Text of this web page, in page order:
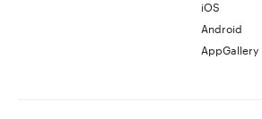
iOS
Android
AppGallery